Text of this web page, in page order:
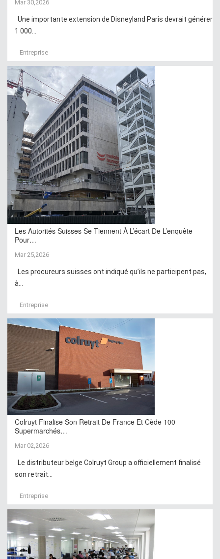
Mar 30,2026
Une importante extension de Disneyland Paris devrait générer
1 000...
Entreprise
Les Autorités Suisses Se Tiennent À L’écart De L’enquête
Pour…
Mar 25,2026
Les procureurs suisses ont indiqué qu’ils ne participent pas,
à...
Entreprise
Colruyt Finalise Son Retrait De France Et Cède 100
Supermarchés…
Mar 02,2026
Le distributeur belge Colruyt Group a officiellement finalisé
son retrait...
Entreprise